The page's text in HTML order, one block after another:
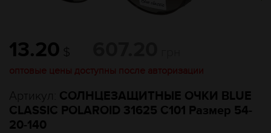
13.20 $
оптовые цены доступны после авторизации
Артикул: СОЛНЦЕЗАЩИТНЫЕ ОЧКИ BLUE
CLASSIC POLAROID 31625 C101 Размер 54-
20-140